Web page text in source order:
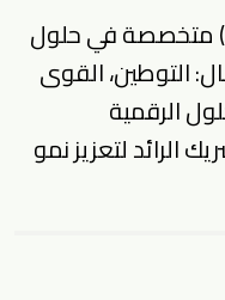
متخصصة في حلول
التوطين، القوى
الرقمية
الرائد لتعزيز نمو